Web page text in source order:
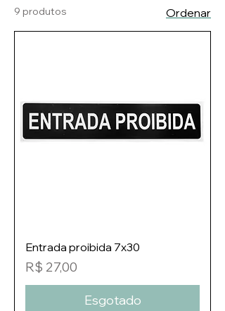
9 produtos Ordenar
Entrada proibida 7x30
Preço
R$ 27,00
Esgotado